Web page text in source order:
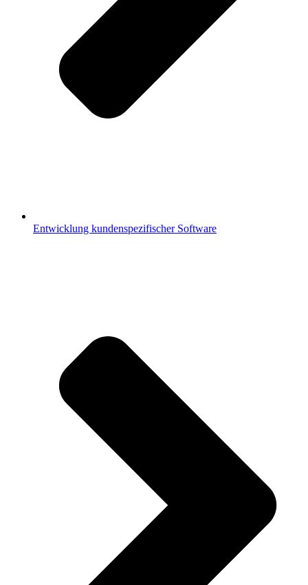
Entwicklung kundenspezifischer Software